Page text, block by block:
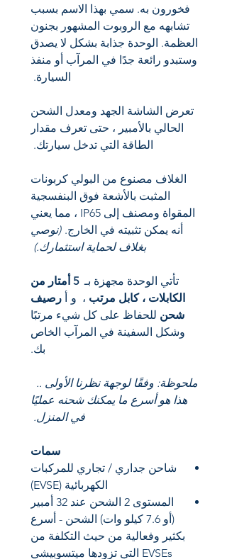
فخورون به. سمي بهذا الاسم بسبب
تشابهه مع الروبوت المشهور بجنون
العظمة. الوحدة جذابة بشكل لا يصدق
وستبدو رائعة جدًا في المرآب أو منفذ
السيارة.
تعرض الشاشة الجهد ومعدل الشحن
الحالي بالأمبير ، حتى تعرف مقدار
الطاقة التي تدخل سيارتك.
الغلاف مصنوع من البولي كربونات
المثبت بالأشعة فوق البنفسجية
المقواة ومصنف إلى IP65 ، مما يعني
أنه يمكن تثبيته في الخارج. (نوصي
بغلاف لحماية استثمارك.)
تأتي الوحدة مجهزة بـ
5 أمتار من
الكابلات ، كابل مرتب ، و
رصيف
شحن للحفاظ على كل شيء مرتبًا
وشكل السفينة في المرآب الخاص
بك.
ملحوظة: وفقًا لوجهة نظرنا الأولى ..
هذا هو أسرع ما يمكنك شحنه عمليًا
في المنزل.
سمات
شاحن جداري / تجاري للمركبات
الكهربائية (EVSE)
المستوى 2 الشحن عند 32 أمبير
(أو 7.6 كيلو وات) الشحن - أسرع
بكثير وفعالية من حيث التكلفة من
EVSEs التي تزودها ميتسوبيشي